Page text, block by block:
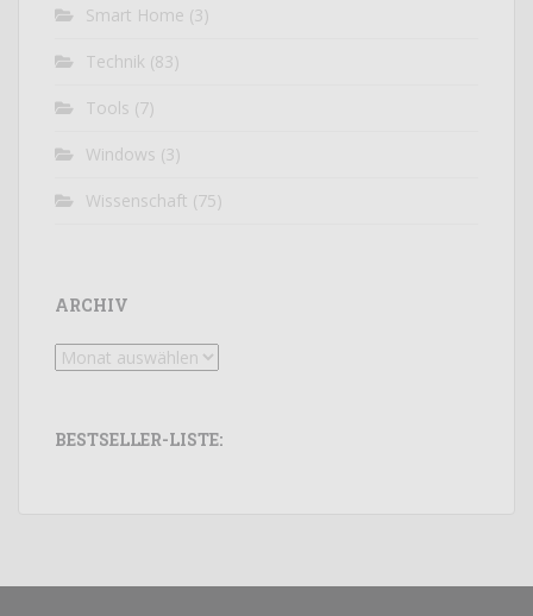
Smart Home (3)
Technik (83)
Tools (7)
Windows (3)
Wissenschaft (75)
ARCHIV
Archiv
BESTSELLER-LISTE: